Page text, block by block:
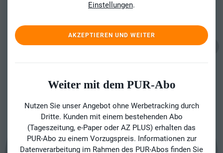
Einstellungen.
AKZEPTIEREN UND WEITER
Weiter mit dem PUR-Abo
Nutzen Sie unser Angebot ohne Werbetracking durch
Dritte. Kunden mit einem bestehenden Abo
(Tageszeitung, e-Paper oder AZ PLUS) erhalten das
PUR-Abo zu einem Vorzugspreis. Informationen zur
Datenverarbeitung im Rahmen des PUR-Abos finden Sie